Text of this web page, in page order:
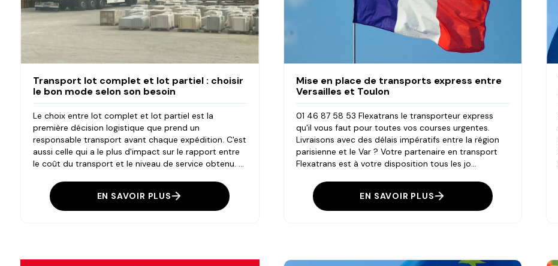
Transport lot complet et lot partiel : choisir
le bon mode selon son besoin
Le choix entre lot complet et lot partiel est la
première décision logistique que prend un
responsable transport avant chaque expédition. C'est
aussi celle qui a le plus d'impact sur le rapport entre
le coût du transport et le niveau de service obtenu. ...
EN SAVOIR PLUS
Mise en place de transports express entre
Versailles et Toulon
01 46 87 58 53 Flexatrans le transporteur express
qu'il vous faut pour toutes vos courses urgentes.
Livraisons avec des délais impératifs entre la région
parisienne et le Var ? Votre partenaire en transport
Flexatrans est à votre disposition tous les jo...
EN SAVOIR PLUS